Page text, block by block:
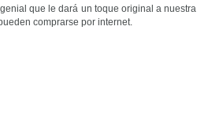
que le dará un toque original a nuestra
comprarse por internet.